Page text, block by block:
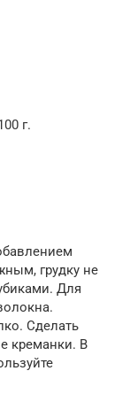
г.
грудку не
Для
Сделать
креманки. В